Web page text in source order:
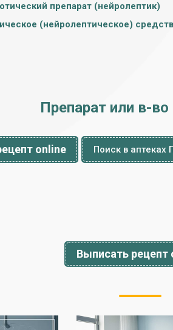
препарат (нейролептик)
(нейролептическое)
Препарат или в-
online Поиск в аптеках
Выписать рецепт